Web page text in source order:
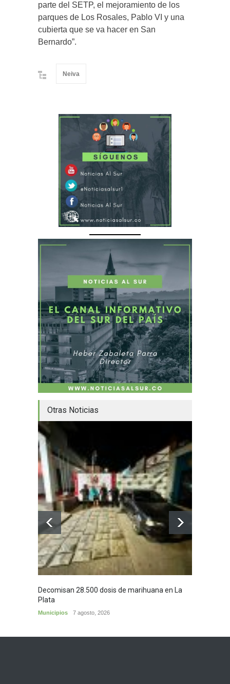
parte del SETP, el mejoramiento de los
parques de Los Rosales, Pablo VI y una
cubierta que se va hacer en San
Bernardo”.
Neiva
Otras Noticias
Decomisan 28.500 dosis de marihuana en La
Plata
Municipios 7 agosto, 2026